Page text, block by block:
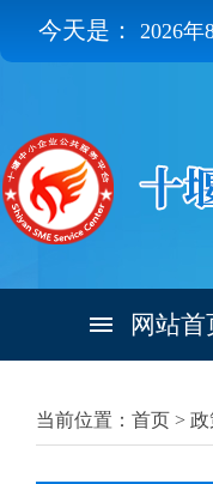
今天是： 2026年
网站首
当前位置：首页 > 政